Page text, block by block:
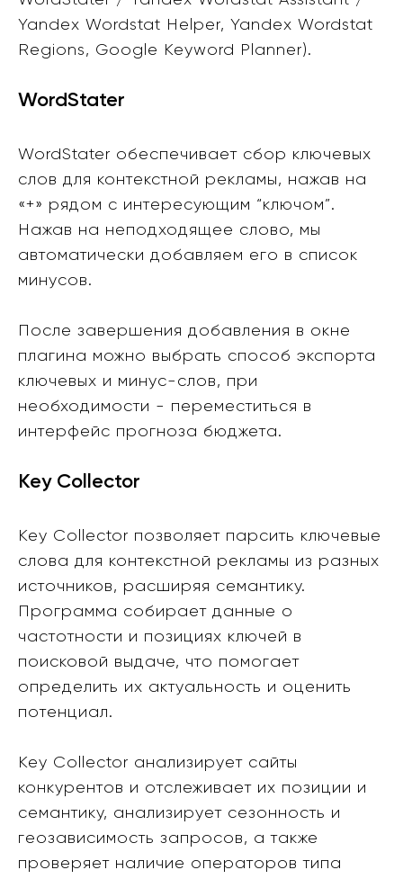
Yandex Wordstat Helper, Yandex Wordstat
Regions, Google Keyword Planner).
WordStater
WordStater обеспечивает сбор ключевых
слов для контекстной рекламы, нажав на
«+» рядом с интересующим “ключом”.
Нажав на неподходящее слово, мы
автоматически добавляем его в список
минусов.
После завершения добавления в окне
плагина можно выбрать способ экспорта
ключевых и минус-слов, при
необходимости - переместиться в
интерфейс прогноза бюджета.
Key Collector
Key Collector позволяет парсить ключевые
слова для контекстной рекламы из разных
источников, расширяя семантику.
Программа собирает данные о
частотности и позициях ключей в
поисковой выдаче, что помогает
определить их актуальность и оценить
потенциал.
Key Collector анализирует сайты
конкурентов и отслеживает их позиции и
семантику, анализирует сезонность и
геозависимость запросов, а также
проверяет наличие операторов типа